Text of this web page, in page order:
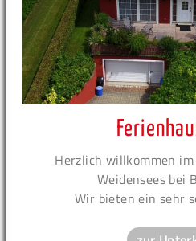
Herzlich willkommen
Weidensees bei
Wir bieten ein sehr